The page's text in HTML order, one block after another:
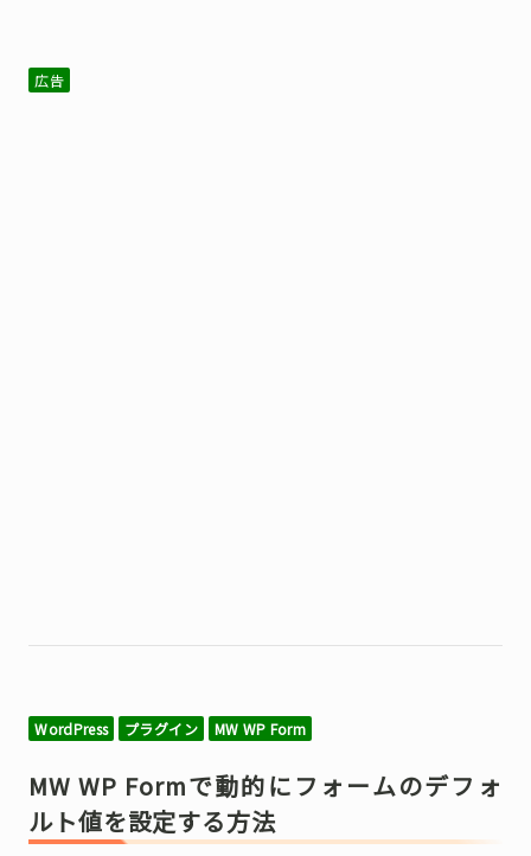
広告
WordPress プラグイン MW WP Form
MW WP Formで動的にフォームのデフォ
ルト値を設定する方法